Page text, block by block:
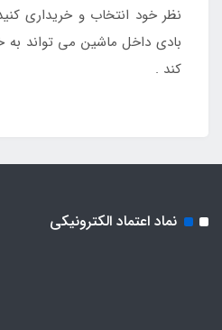
نظر خود انتخاب و خریداری
بادی داخل ماشین می تواند به
کند .
نماد اعتماد الکترونیکی